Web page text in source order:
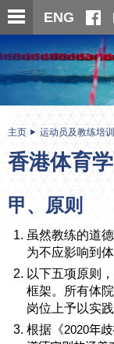
跳
至
内
容
ENG
内
容
主页 运动员及教练培训
香港体育
甲、原则
虽然教练的道
为不应影响到体
以下五项原则
框架。所有体
岗位上予以实践
根据《2020年